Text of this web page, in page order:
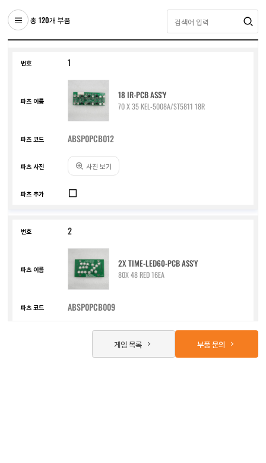
총 120개 부품
1
18 IR-PCB ASS'Y
70 X 35 KEL-5008A/ST5811 18R
ABSP0PCB012
사진 보기
2
2X TIME-LED60-PCB ASS'Y
80X 48 RED 16EA
ABSP0PCB009
사진 보기
게임 목록 부품 문의